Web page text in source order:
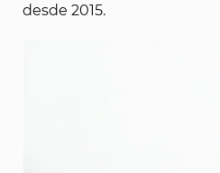
desde 2015.